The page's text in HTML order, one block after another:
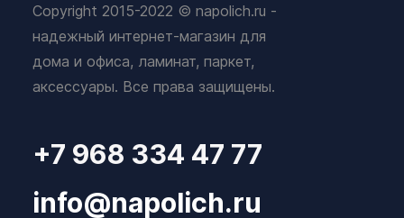
Copyright 2015-2022 © napolich.ru -
надежный интернет-магазин для
дома и офиса, ламинат, паркет,
аксессуары. Все права защищены.
+7 968 334 47 77
info@napolich.ru